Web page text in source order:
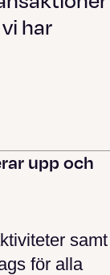
har
upp och
samt
för alla